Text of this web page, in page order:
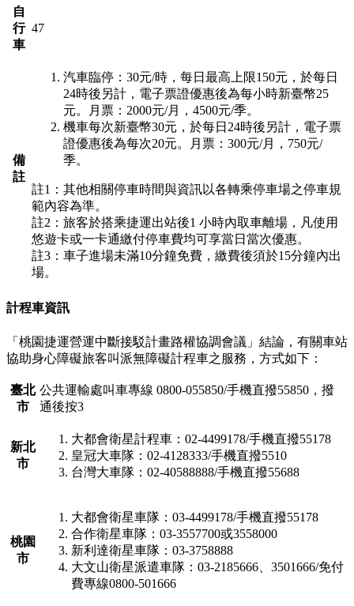
自
行
車
47
備
註
汽車臨停：30元/時，每日最高上限150元，於每日
24時後另計，電子票證優惠後為每小時新臺幣25
元。月票：2000元/月，4500元/季。
機車每次新臺幣30元，於每日24時後另計，電子票
證優惠後為每次20元。月票：300元/月，750元/
季。
註1：其他相關停車時間與資訊以各轉乘停車場之停車規
範內容為準。
註2：旅客於搭乘捷運出站後1 小時內取車離場，凡使用
悠遊卡或一卡通繳付停車費均可享當日當次優惠。
註3：車子進場未滿10分鐘免費，繳費後須於15分鐘內出
場。
計程車資訊
「桃園捷運營運中斷接駁計畫路權協調會議」結論，有關車站
協助身心障礙旅客叫派無障礙計程車之服務，方式如下：
臺北
市
公共運輸處叫車專線 0800-055850/手機直撥55850，撥
通後按3
新北
市
大都會衛星計程車：02-4499178/手機直撥55178
皇冠大車隊：02-4128333/手機直撥5510
台灣大車隊：02-40588888/手機直撥55688
桃園
市
大都會衛星車隊：03-4499178/手機直撥55178
合作衛星車隊：03-3557700或3558000
新利達衛星車隊：03-3758888
大文山衛星派遣車隊：03-2185666、3501666/免付
費專線0800-501666